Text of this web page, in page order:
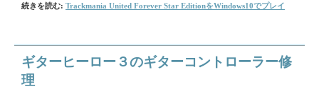
続きを読む: Trackmania United Forever Star EditionをWindows10でプレイ
ギターヒーロー３のギターコントローラー修
理